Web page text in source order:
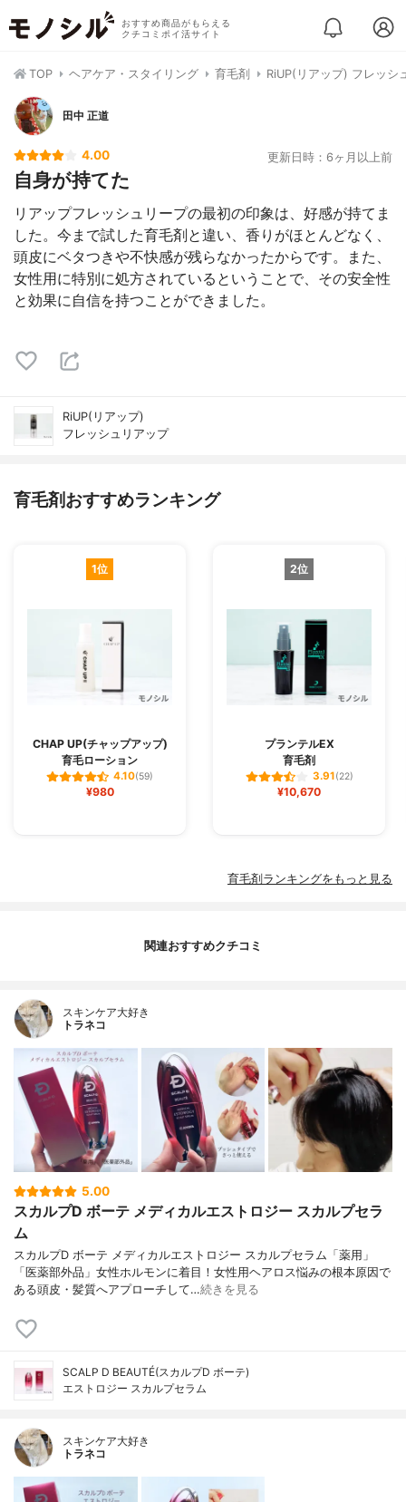
おすすめ商品がもらえる
クチコミポイ活サイト
TOP ヘアケア・スタイリング 育毛剤 RiUP(リアップ) フレッシ
田中 正道
4.00 更新日時：6ヶ月以上前
自身が持てた
リアップフレッシュリープの最初の印象は、好感が持てま
した。今まで試した育毛剤と違い、香りがほとんどなく、
頭皮にベタつきや不快感が残らなかったからです。また、
女性用に特別に処方されているということで、その安全性
と効果に自信を持つことができました。
RiUP(リアップ)
フレッシュリアップ
育毛剤おすすめランキング
1位
CHAP UP(チャップアップ)
育毛ローション
4.10(59)
¥980
2位
プランテルEX
育毛剤
3.91(22)
¥10,670
育毛剤ランキングをもっと見る
関連おすすめクチコミ
スキンケア大好き
トラネコ
5.00
スカルプD ボーテ メディカルエストロジー スカルプセラ
ム
スカルプD ボーテ メディカルエストロジー スカルプセラム「薬用」
「医薬部外品」女性ホルモンに着目！女性用ヘアロス悩みの根本原因で
ある頭皮・髪質へアプローチして…続きを見る
SCALP D BEAUTÉ(スカルプD ボーテ)
エストロジー スカルプセラム
スキンケア大好き
トラネコ